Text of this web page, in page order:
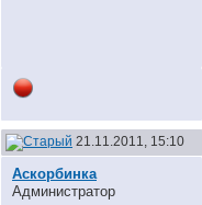
21.11.2011, 15:10
Аскорбинка
Администратор